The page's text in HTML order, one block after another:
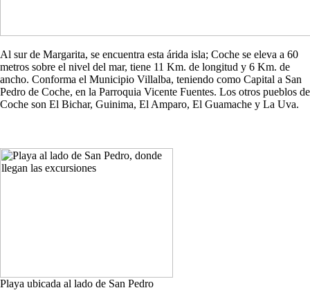
Al sur de Margarita, se encuentra esta árida isla; Coche se eleva a 60
metros sobre el nivel del mar, tiene 11 Km. de longitud y 6 Km. de
ancho. Conforma el Municipio Villalba, teniendo como Capital a San
Pedro de Coche, en la Parroquia Vicente Fuentes. Los otros pueblos de
Coche son El Bichar, Guinima, El Amparo, El Guamache y La Uva.
Playa ubicada al lado de San Pedro